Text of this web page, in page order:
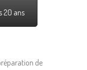
20 ans
de